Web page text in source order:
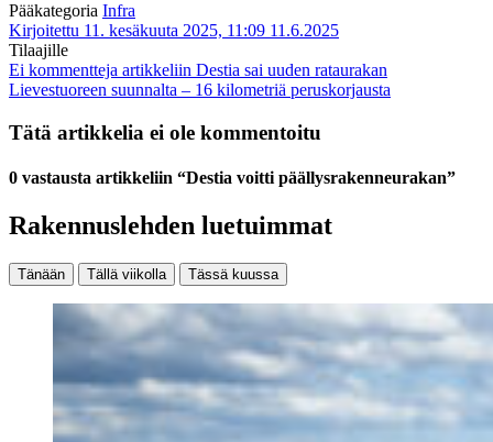
Pääkategoria Infra
Kirjoitettu 11. kesäkuuta 2025, 11:09 11.6.2025
Tilaajille
Ei kommentteja artikkeliin Destia sai uuden rataurakan
Lievestuoreen suunnalta – 16 kilometriä peruskorjausta
Tätä artikkelia ei ole kommentoitu
0 vastausta artikkeliin “Destia voitti päällysrakenneurakan”
Rakennuslehden luetuimmat
Tänään Tällä viikolla Tässä kuussa